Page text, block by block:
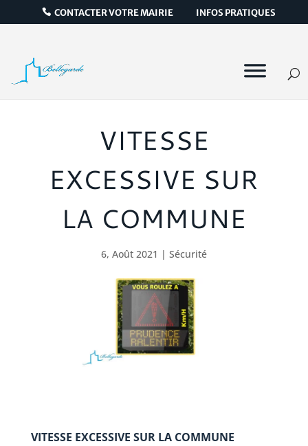
CONTACTER VOTRE MAIRIE INFOS PRATIQUES
VITESSE
EXCESSIVE SUR
LA COMMUNE
6, Août 2021 | Sécurité
VITESSE EXCESSIVE SUR LA COMMUNE